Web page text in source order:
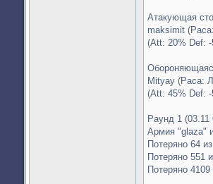
Атакующая
maksimit
(Att: 20% Def:
Mityay (Раса:
(Att: 45% Def:
Раунд 1 (03.11
Армия "glaza"
Потеряно 64
Потеряно 551
Потеряно